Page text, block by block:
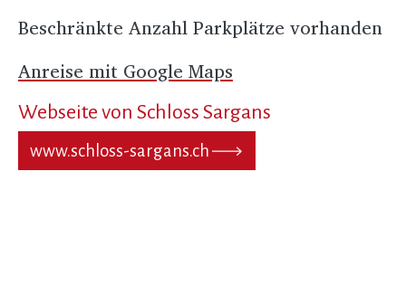
Beschränkte Anzahl Parkplätze vorhanden
Anreise mit Google Maps
Webseite von Schloss Sargans
www.schloss-sargans.ch